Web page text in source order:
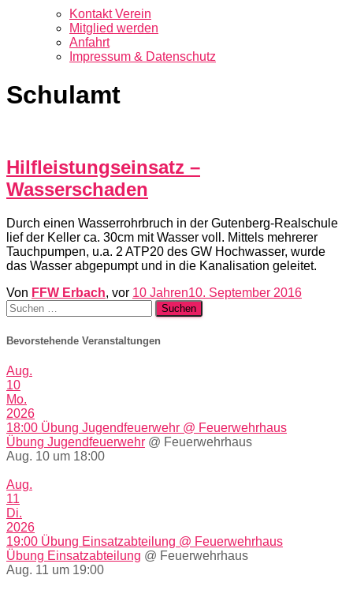
Kontakt Verein
Mitglied werden
Anfahrt
Impressum & Datenschutz
Schulamt
Hilfleistungseinsatz –
Wasserschaden
Durch einen Wasserrohrbruch in der Gutenberg-Realschule
lief der Keller ca. 30cm mit Wasser voll. Mittels mehrerer
Tauchpumpen, u.a. 2 ATP20 des GW Hochwasser, wurde
das Wasser abgepumpt und in die Kanalisation geleitet.
Von FFW Erbach, vor 10 Jahren10. September 2016
Suchen
nach:
Bevorstehende Veranstaltungen
Aug.
10
Mo.
2026
18:00 Übung Jugendfeuerwehr @ Feuerwehrhaus
Übung Jugendfeuerwehr @ Feuerwehrhaus
Aug. 10 um 18:00
Aug.
11
Di.
2026
19:00 Übung Einsatzabteilung @ Feuerwehrhaus
Übung Einsatzabteilung @ Feuerwehrhaus
Aug. 11 um 19:00